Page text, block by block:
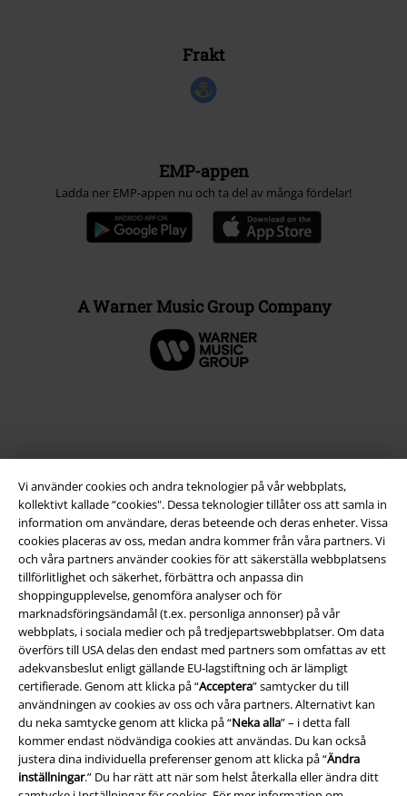
Vi använder cookies och andra teknologier på vår webbplats,
kollektivt kallade “cookies". Dessa teknologier tillåter oss att samla in
information om användare, deras beteende och deras enheter. Vissa
cookies placeras av oss, medan andra kommer från våra partners. Vi
och våra partners använder cookies för att säkerställa webbplatsens
tillförlitlighet och säkerhet, förbättra och anpassa din
shoppingupplevelse, genomföra analyser och för
marknadsföringsändamål (t.ex. personliga annonser) på vår
webbplats, i sociala medier och på tredjepartswebbplatser. Om data
överförs till USA delas den endast med partners som omfattas av ett
adekvansbeslut enligt gällande EU-lagstiftning och är lämpligt
certifierade. Genom att klicka på “Acceptera” samtycker du till
användningen av cookies av oss och våra partners. Alternativt kan
du neka samtycke genom att klicka på “Neka alla” – i detta fall
kommer endast nödvändiga cookies att användas. Du kan också
justera dina individuella preferenser genom att klicka på “Ändra
inställningar.” Du har rätt att när som helst återkalla eller ändra ditt
Frakt
EMP-appen
Ladda ner EMP-appen nu och ta del av många fördelar!
A Warner Music Group Company
Juridisk information/Villkor
Villkor
Om oss
Ladda ner villkoren
Avfallshantering och miljöskydd
Försäkran om överensstämmelse